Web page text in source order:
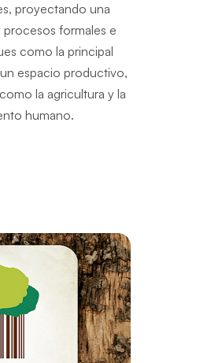
proyectando una
formales e
como la principal
espacio productivo,
la agricultura y la
humano.